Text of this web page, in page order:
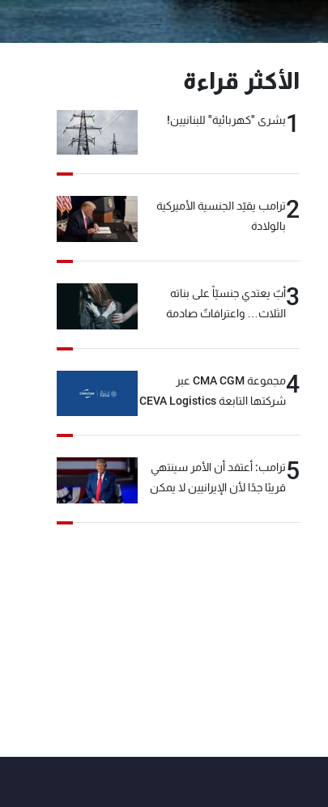
الأكثر قراءة
1بشرى "كهربائية" للبنانيين!
2ترامب يقيّد الجنسية الأميركية
بالولادة
3أبٌ يعتدي جنسيّاً على بناته
الثلاث… واعترافاتٌ صادمة
4
مجموعة CMA CGM عبر
شركتها التابعة CEVA Logistics
5ترامب: أعتقد أن الأمر سينتهي
قريبًا جدًا لأن الإيرانيين لا يمكن